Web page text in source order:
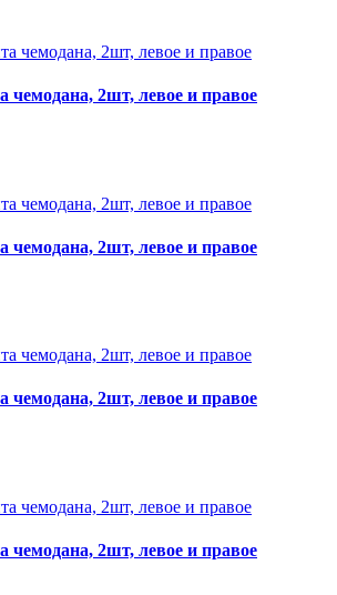
чемодана, 2шт, левое и правое
чемодана, 2шт, левое и правое
чемодана, 2шт, левое и правое
чемодана, 2шт, левое и правое